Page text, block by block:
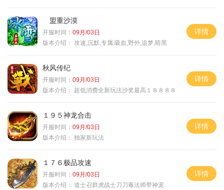
盟重沙漠
开服时间： 09月/03日
版本介绍： 攻速,沉默,专属,吸血,野外,追梦,暗黑
详情
秋风传纪
开服时间： 09月/03日
版本介绍：
超低消费全新玩法沙奖最高１８８８８
详情
１９５神龙合击
开服时间： 09月/03日
版本介绍： 独家新玩法
详情
１７６极品攻速
开服时间： 09月/03日
版本介绍： 道士召群虎战士刀刀毒法师带神宠
详情